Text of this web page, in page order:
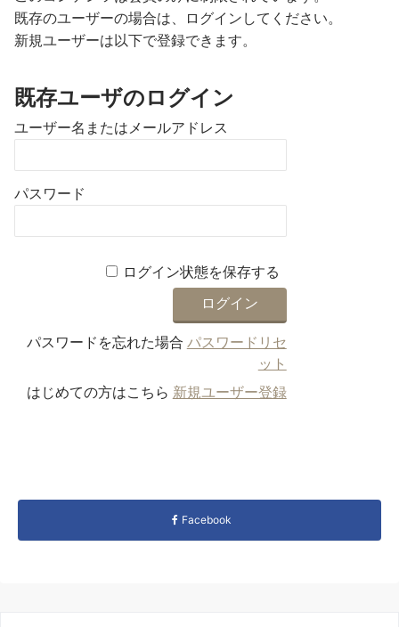
既存のユーザーの場合は、ログインしてください。
新規ユーザーは以下で登録できます。
既存ユーザのログイン
ユーザー名またはメールアドレス
パスワード
ログイン状態を保存する
パスワードを忘れた場合 パスワードリセ
ット
はじめての方はこちら 新規ユーザー登録
Facebook